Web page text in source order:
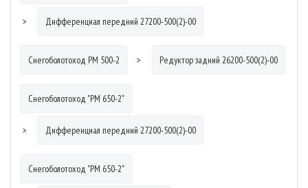
Дифференциал передний 27200-500(2)-00
Снегоболотоход РМ 500-2 Редуктор задний 26200-500(2)-00
Снегоболотоход "РМ 650-2"
Дифференциал передний 27200-500(2)-00
Снегоболотоход "РМ 650-2"